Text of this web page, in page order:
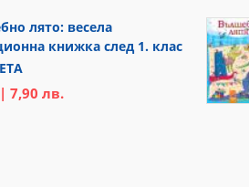
лято: весела
книжка след 1. клас
7,90 лв.